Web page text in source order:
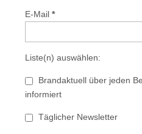
E-Mail *
Liste(n) auswählen:
Brandaktuell über jeden
informiert
Täglicher Newsletter